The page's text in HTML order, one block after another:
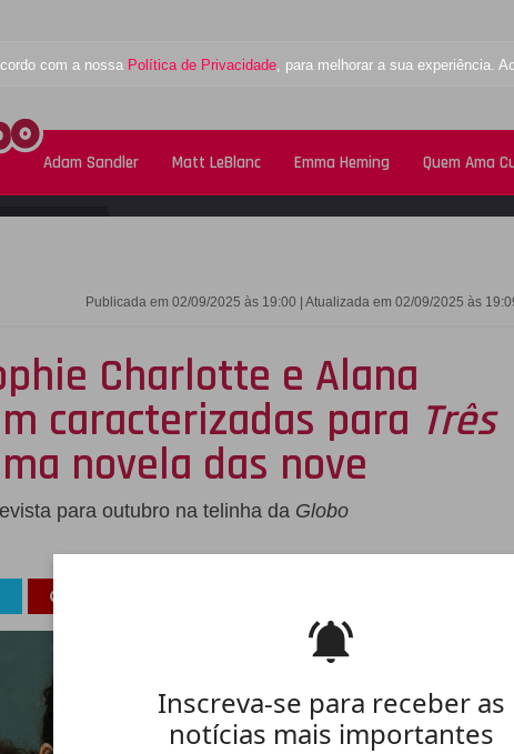
Inscreva-se para receber as
notícias mais importantes
com a nossa Política de Privacidade, para melhorar a sua experiência.
Adam Sandler Matt LeBlanc Emma Heming Quem Ama
Publicada em 02/09/2025 às 19:00 | Atualizada em 02/09/2025 às
Charlotte e Alana
caracterizadas para Três
novela das nove
para outubro na telinha da Globo